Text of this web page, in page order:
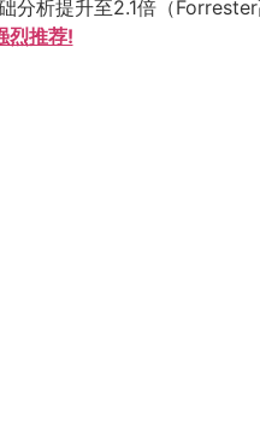
分析提升至2.1倍（Forrester
烈推荐!